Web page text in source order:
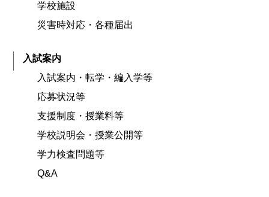
学校施設
災害時対応・各種届出
入試案内
入試案内・転学・編入学等
応募状況等
支援制度・授業料等
学校説明会・授業公開等
学力検査問題等
Q&A